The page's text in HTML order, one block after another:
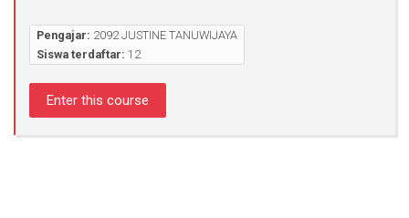
Pengajar: 2092 JUSTINE TANUWIJAYA
Siswa terdaftar: 12
Enter this course